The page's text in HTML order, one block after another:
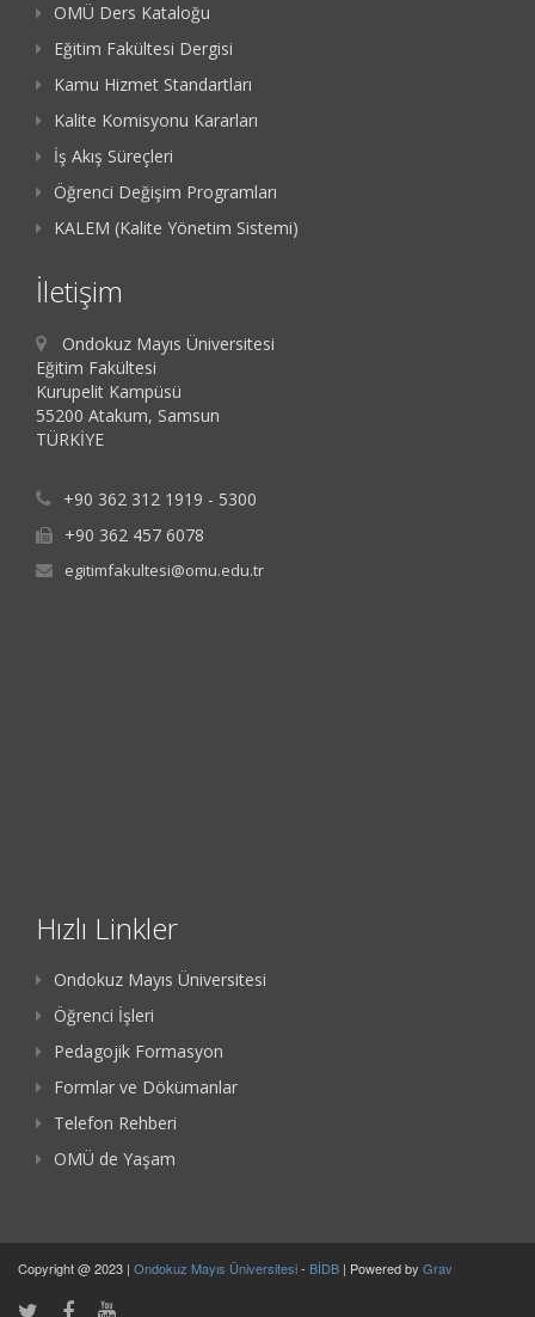
OMÜ Ders Kataloğu
Eğitim Fakültesi Dergisi
Kamu Hizmet Standartları
Kalite Komisyonu Kararları
İş Akış Süreçleri
Öğrenci Değişim Programları
KALEM (Kalite Yönetim Sistemi)
İletişim
Ondokuz Mayıs Üniversitesi
Eğitim Fakültesi
Kurupelit Kampüsü
55200 Atakum, Samsun
TÜRKİYE
+90 362 312 1919 - 5300
+90 362 457 6078
egitimfakultesi@omu.edu.tr
Hızlı Linkler
Ondokuz Mayıs Üniversitesi
Öğrenci İşleri
Pedagojik Formasyon
Formlar ve Dökümanlar
Telefon Rehberi
OMÜ de Yaşam
Copyright @ 2023 | Ondokuz Mayıs Üniversitesi- BİDB | Powered by Grav